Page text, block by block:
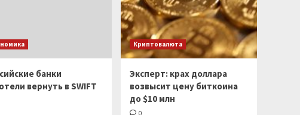
банки
вернуть в SWIFT
Криптовалюта
Эксперт: крах доллара
возвысит цену биткоина
до $10 млн
0